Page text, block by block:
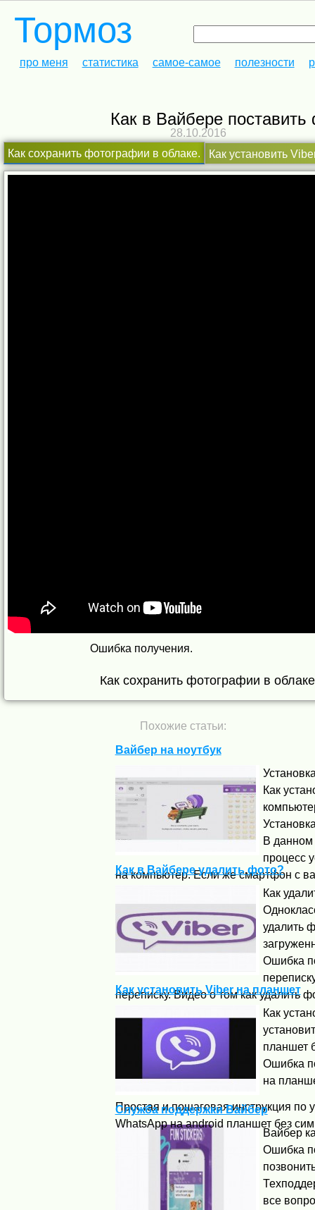
Тормоз
про меня статистика самое-самое полезности
Как в Вайбере
28.10.2016
Как сохранить фотографии в облаке.
Как установить
Ошибка получения.
Как сохранить фотографии в
Похожие статьи:
Вайбер на ноутбук
Как
В данном
процесс
на компьютер. Если же смартфон с
Как в Вайбере удалить фото?
Как
удалить
Ошибка
переписку. Видео о том как удалить
Как установить Viber на планшет
Как
планшет
Ошибка
на
Простая и пошаговая инструкция по
WhatsApp на android планшет без
Служба поддержки Вайбер
Вайбер
Ошибка
все